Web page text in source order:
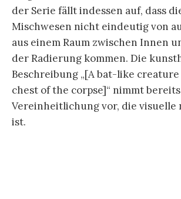
Wissen über den Traum mit dem
vorzulegen, hat in den seither
124 Jahren ganze Bibliotheken
formulierte es ein wenig anders.
Kafka dürfte 1911 bei seiner
seinen Träumen und seiner
von dem Buch wie den und ihm
Schriften, Bildern und Gesprächen